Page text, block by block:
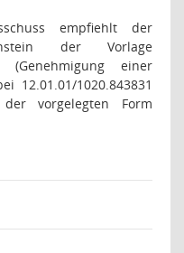
empfiehlt der
der Vorlage
einer
12.01.01/1020.843831
der vorgelegten Form